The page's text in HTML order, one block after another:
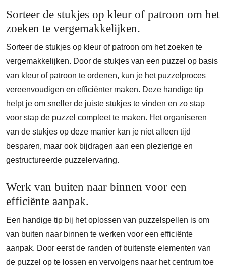
Sorteer de stukjes op kleur of patroon om het
zoeken te vergemakkelijken.
Sorteer de stukjes op kleur of patroon om het zoeken te
vergemakkelijken. Door de stukjes van een puzzel op basis
van kleur of patroon te ordenen, kun je het puzzelproces
vereenvoudigen en efficiënter maken. Deze handige tip
helpt je om sneller de juiste stukjes te vinden en zo stap
voor stap de puzzel compleet te maken. Het organiseren
van de stukjes op deze manier kan je niet alleen tijd
besparen, maar ook bijdragen aan een plezierige en
gestructureerde puzzelervaring.
Werk van buiten naar binnen voor een
efficiënte aanpak.
Een handige tip bij het oplossen van puzzelspellen is om
van buiten naar binnen te werken voor een efficiënte
aanpak. Door eerst de randen of buitenste elementen van
de puzzel op te lossen en vervolgens naar het centrum toe